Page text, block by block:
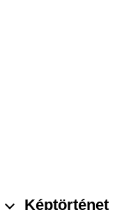
Képtörténet